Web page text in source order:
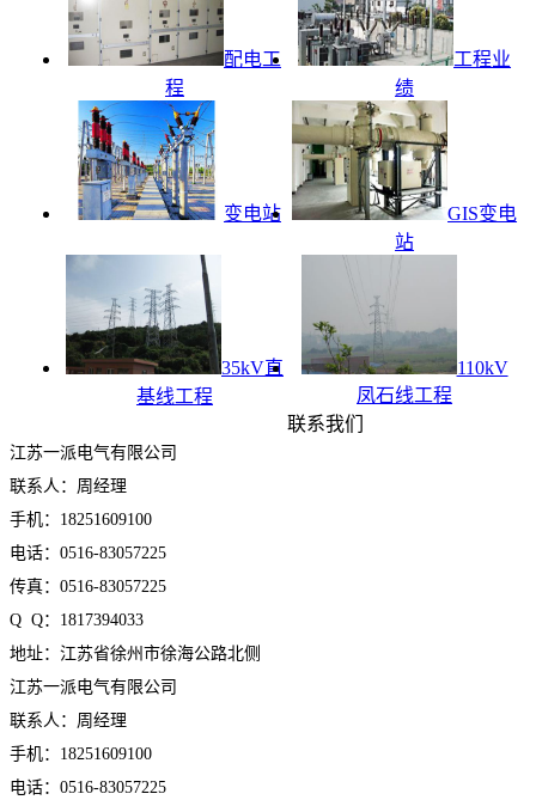
配电工
程
工程业
绩
变电站
GIS变电
站
35kV直
基线工程
110kV
凤石线工程
联系我们
江苏一派电气有限公司
联系人：周经理
手机：18251609100
电话：0516-83057225
传真：0516-83057225
Q Q：1817394033
地址：江苏省徐州市徐海公路北侧
江苏一派电气有限公司
联系人：周经理
手机：18251609100
电话：0516-83057225